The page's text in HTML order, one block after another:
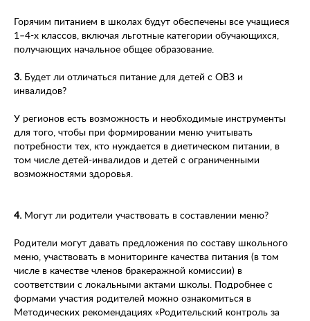
Горячим питанием в школах будут обеспечены все учащиеся
1–4-х классов, включая льготные категории обучающихся,
получающих начальное общее образование.
3. Будет ли отличаться питание для детей с ОВЗ и
инвалидов?
У регионов есть возможность и необходимые инструменты
для того, чтобы при формировании меню учитывать
потребности тех, кто нуждается в диетическом питании, в
том числе детей-инвалидов и детей с ограниченными
возможностями здоровья.
4. Могут ли родители участвовать в составлении меню?
Родители могут давать предложения по составу школьного
меню, участвовать в мониторинге качества питания (в том
числе в качестве членов бракеражной комиссии) в
соответствии с локальными актами школы. Подробнее с
формами участия родителей можно ознакомиться в
Методических рекомендациях «Родительский контроль за